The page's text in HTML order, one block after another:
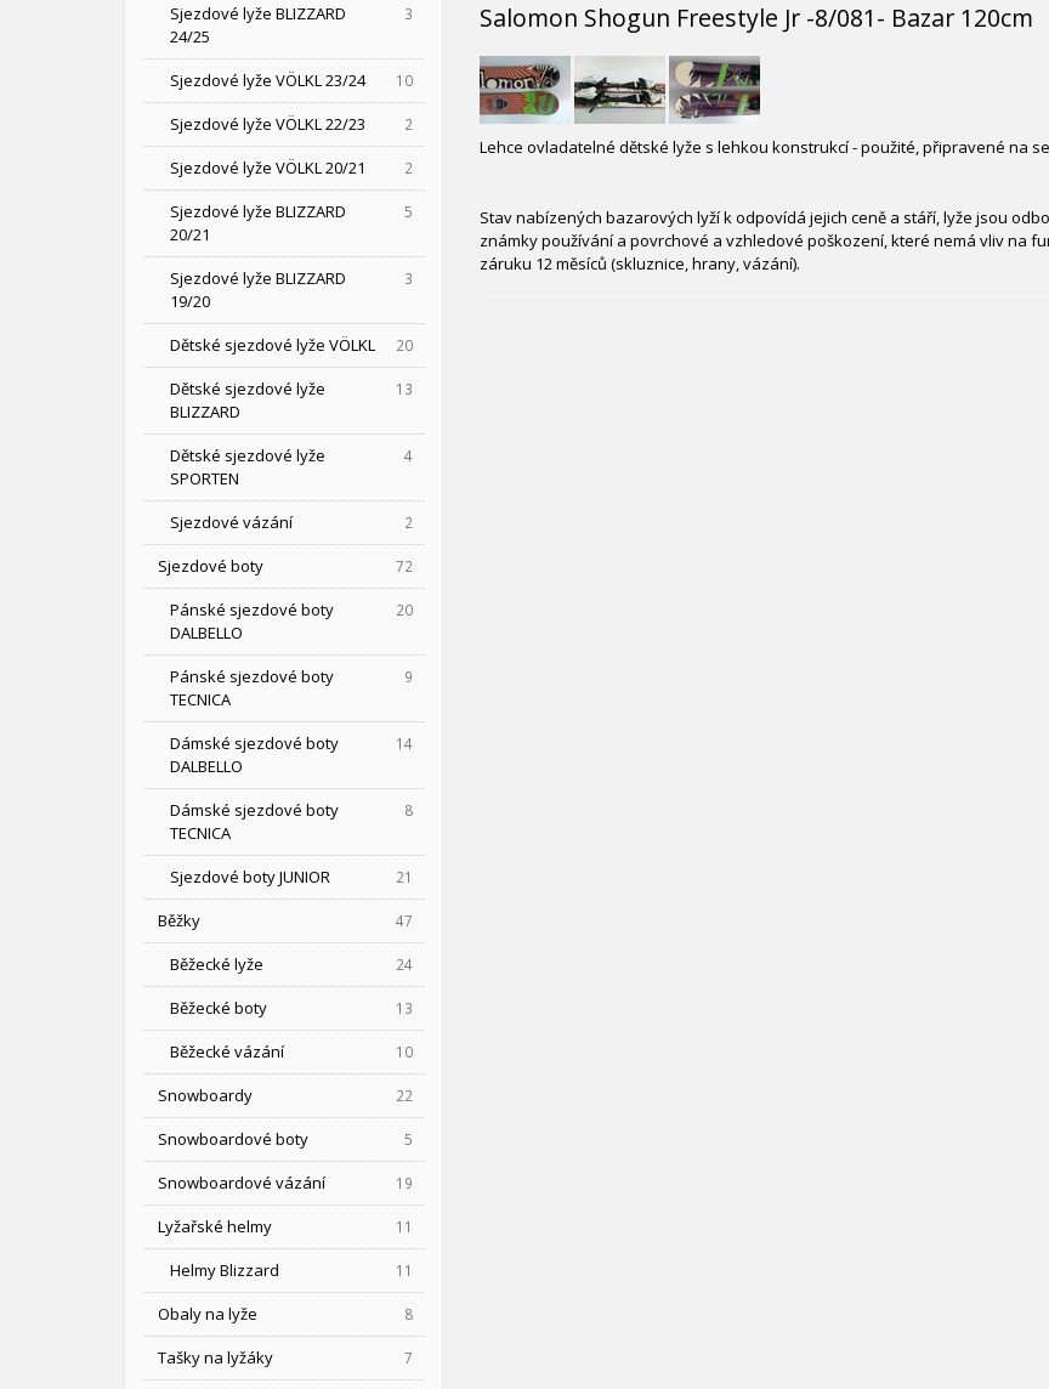
Salomon Shogun Freestyle Jr -8/081- Bazar 120cm
Lehce ovladatelné dětské lyže s lehkou konstrukcí - použité, připravené na
Stav nabízených bazarových lyží k odpovídá jejich ceně a stáří, lyže jsou
známky používání a povrchové a vzhledové poškození, které nemá vliv na
záruku 12 měsíců (skluznice, hrany, vázání).
Sjezdové lyže BLIZZARD
24/25
3
Sjezdové lyže VÖLKL 23/24 10
Sjezdové lyže VÖLKL 22/23 2
Sjezdové lyže VÖLKL 20/21 2
Sjezdové lyže BLIZZARD
20/21
5
Sjezdové lyže BLIZZARD
19/20
3
Dětské sjezdové lyže VÖLKL 20
Dětské sjezdové lyže
BLIZZARD
13
Dětské sjezdové lyže
SPORTEN
4
Sjezdové vázání 2
Sjezdové boty 72
Pánské sjezdové boty
DALBELLO
20
Pánské sjezdové boty
TECNICA
9
Dámské sjezdové boty
DALBELLO
14
Dámské sjezdové boty
TECNICA
8
Sjezdové boty JUNIOR 21
Běžky 47
Běžecké lyže 24
Běžecké boty 13
Běžecké vázání 10
Snowboardy 22
Snowboardové boty 5
Snowboardové vázání 19
Lyžařské helmy 11
Helmy Blizzard 11
Obaly na lyže 8
Tašky na lyžáky 7